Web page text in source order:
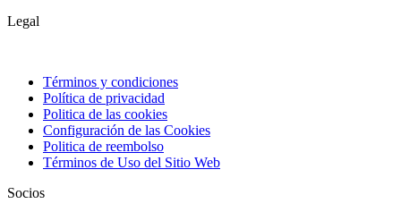
Legal
Términos y condiciones
Política de privacidad
Politica de las cookies
Configuración de las Cookies
Politica de reembolso
Términos de Uso del Sitio Web
Socios